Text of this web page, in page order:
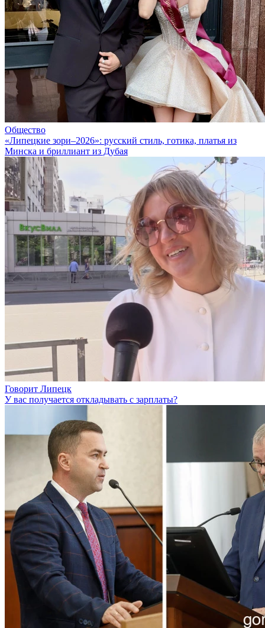
Общество
«Липецкие зори–2026»: русский стиль, готика, платья из
Минска и бриллиант из Дубая
Говорит Липецк
У вас получается откладывать с зарплаты?